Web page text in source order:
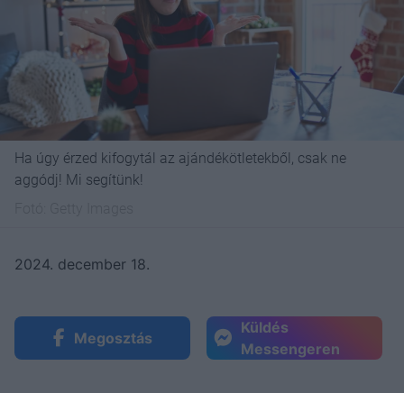
Ha úgy érzed kifogytál az ajándékötletekből, csak ne
aggódj! Mi segítünk!
2024. december 18.
Megosztás
Küldés
Messengeren